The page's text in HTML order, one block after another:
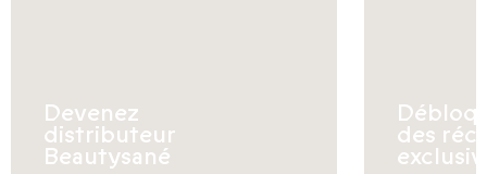
Devenez
distributeur
Beautysané
des